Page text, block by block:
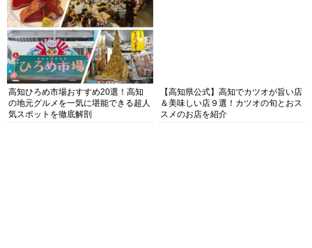
高知ひろめ市場おすすめ20選！高知
の地元グルメを一気に堪能できる超人
気スポットを徹底解剖
【高知県公式】高知でカツオが旨い店
＆美味しい店９選！カツオの旬とおス
スメのお店を紹介